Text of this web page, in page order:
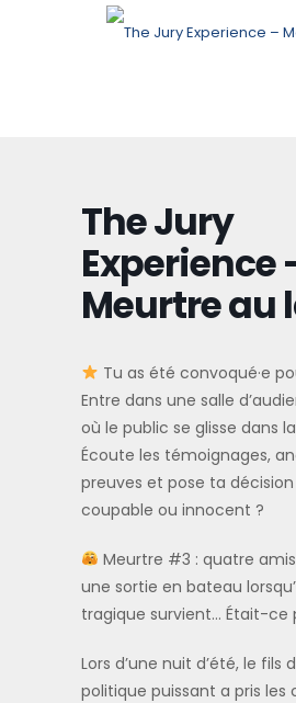
The Jury
Experience
Meurtre au
Tu as été convoqué·e
Entre dans une salle
où le public se glisse dans
Écoute les témoignages,
preuves et pose ta
coupable ou innocent ?
Meurtre #3 : quatre
une sortie en bateau
tragique survient… Était-ce
Lors d’une nuit d’été, le fils
politique puissant a pris les